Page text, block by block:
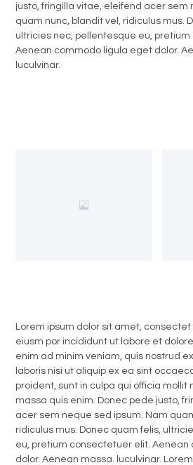
justo, fringilla vitae, eleifend acer sem
quam nunc, blandit vel, ridiculus mus.
ultricies nec, pellentesque eu,
Aenean commodo ligula eget dolor.
luculvinar.
Lorem ipsum dolor sit amet,
eiusm por incididunt ut labore et
enim ad minim veniam, quis nostrud
laboris nisi ut aliquip ex ea sint
proident, sunt in culpa qui officia
massa quis enim. Donec pede justo,
acer sem neque sed ipsum. Nam
ridiculus mus. Donec quam felis,
eu, pretium consectetuer elit.
dolor. Aenean massa. luculvinar.